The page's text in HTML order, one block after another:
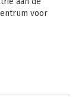
voor